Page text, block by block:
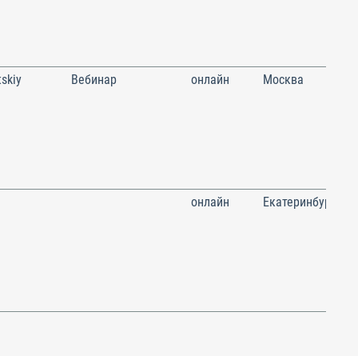
Вебинар онлайн Москва
онлайн Екатеринбург